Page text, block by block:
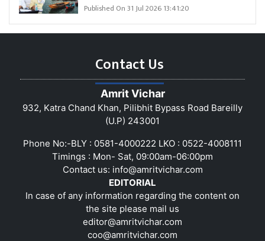
Published On 31 Jul 2026 13:41:20
Contact Us
Amrit Vichar
932, Katra Chand Khan, Pilibhit Bypass Road Bareilly
(U.P) 243001
Phone No:-BLY : 0581-4000222 LKO : 0522-4008111
Timings : Mon- Sat, 09:00am-06:00pm
Contact us: info@amritvichar.com
EDITORIAL
In case of any information regarding the content on
the site please mail us
editor@amritvichar.com
coo@amritvichar.com